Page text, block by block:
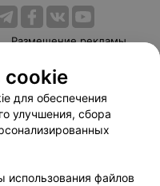
Размещение рекламы
Способы оплаты
103.by
cookie
cookie
для обеспечения
улучшения, сбора
файлов